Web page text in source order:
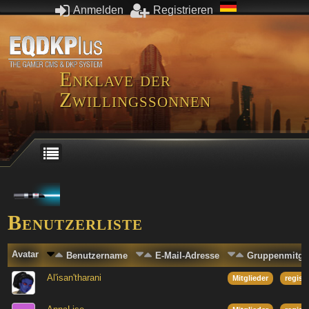
Anmelden Registrieren
Enklave der
Zwillingssonnen
Benutzerliste
Avatar Benutzername E-Mail-Adresse
Al'isan'tharani Mitglieder